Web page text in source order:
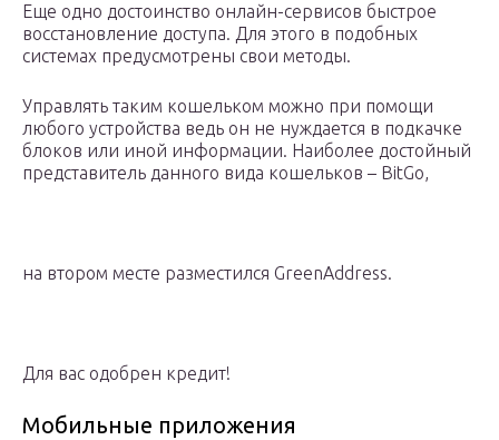
Еще одно достоинство онлайн-сервисов быстрое
восстановление доступа. Для этого в подобных
системах предусмотрены свои методы.
Управлять таким кошельком можно при помощи
любого устройства ведь он не нуждается в подкачке
блоков или иной информации. Наиболее достойный
представитель данного вида кошельков – BitGo,
на втором месте разместился GreenAddress.
Для вас одобрен кредит!
Мобильные приложения